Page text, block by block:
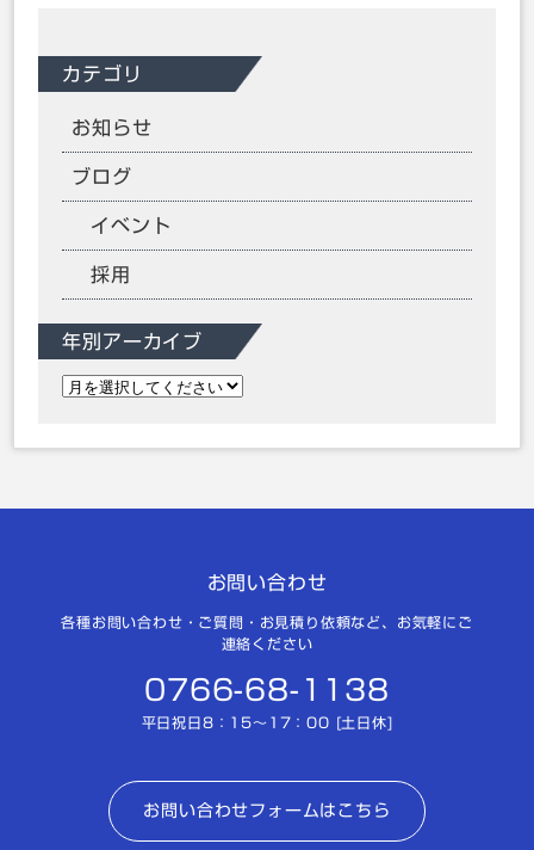
カテゴリ
お知らせ
ブログ
イベント
採用
年別アーカイブ
お問い合わせ
各種お問い合わせ・ご質問・お見積り依頼など、お気軽にご
連絡ください
0766-68-1138
平日祝日8：15～17：00 [土日休]
お問い合わせフォームはこちら